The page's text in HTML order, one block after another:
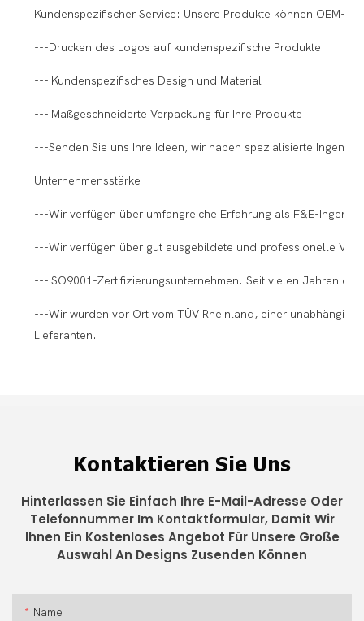
Kundenspezifischer Service: Unsere Produkte können OEM-
---Drucken des Logos auf kundenspezifische Produkte
--- Kundenspezifisches Design und Material
--- Maßgeschneiderte Verpackung für Ihre Produkte
---Senden Sie uns Ihre Ideen, wir haben spezialisierte
Unternehmensstärke
---Wir verfügen über umfangreiche Erfahrung als F&E-
---Wir verfügen über gut ausgebildete und professionelle
---ISO9001-Zertifizierungsunternehmen. Seit vielen Jahren
---Wir wurden vor Ort vom TÜV Rheinland, einer
Lieferanten.
Kontaktieren Sie Uns
Hinterlassen Sie Einfach Ihre E-Mail-Adresse Oder
Telefonnummer Im Kontaktformular, Damit Wir
Ihnen Ein Kostenloses Angebot Für Unsere Große
Auswahl An Designs Zusenden Können
Name